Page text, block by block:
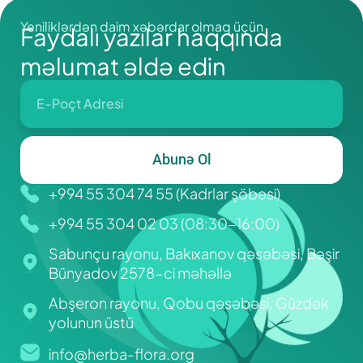
Yeniliklərdən daim xəbərdar olmaq üçün
Faydalı yazılar haqqında
məlumat əldə edin
Abunə Ol
+994 55 304 74 55 (Kadrlar şöbəsi)
+994 55 304 02 03 (08:30-16:00)
Sabunçu rayonu, Bakıxanov qəsəbəsi, Bəşir
Bünyadov 2578-ci məhəllə
Abşeron rayonu, Qobu qəsəbəsi, Güzdək
yolunun üstü
info@herba-flora.org